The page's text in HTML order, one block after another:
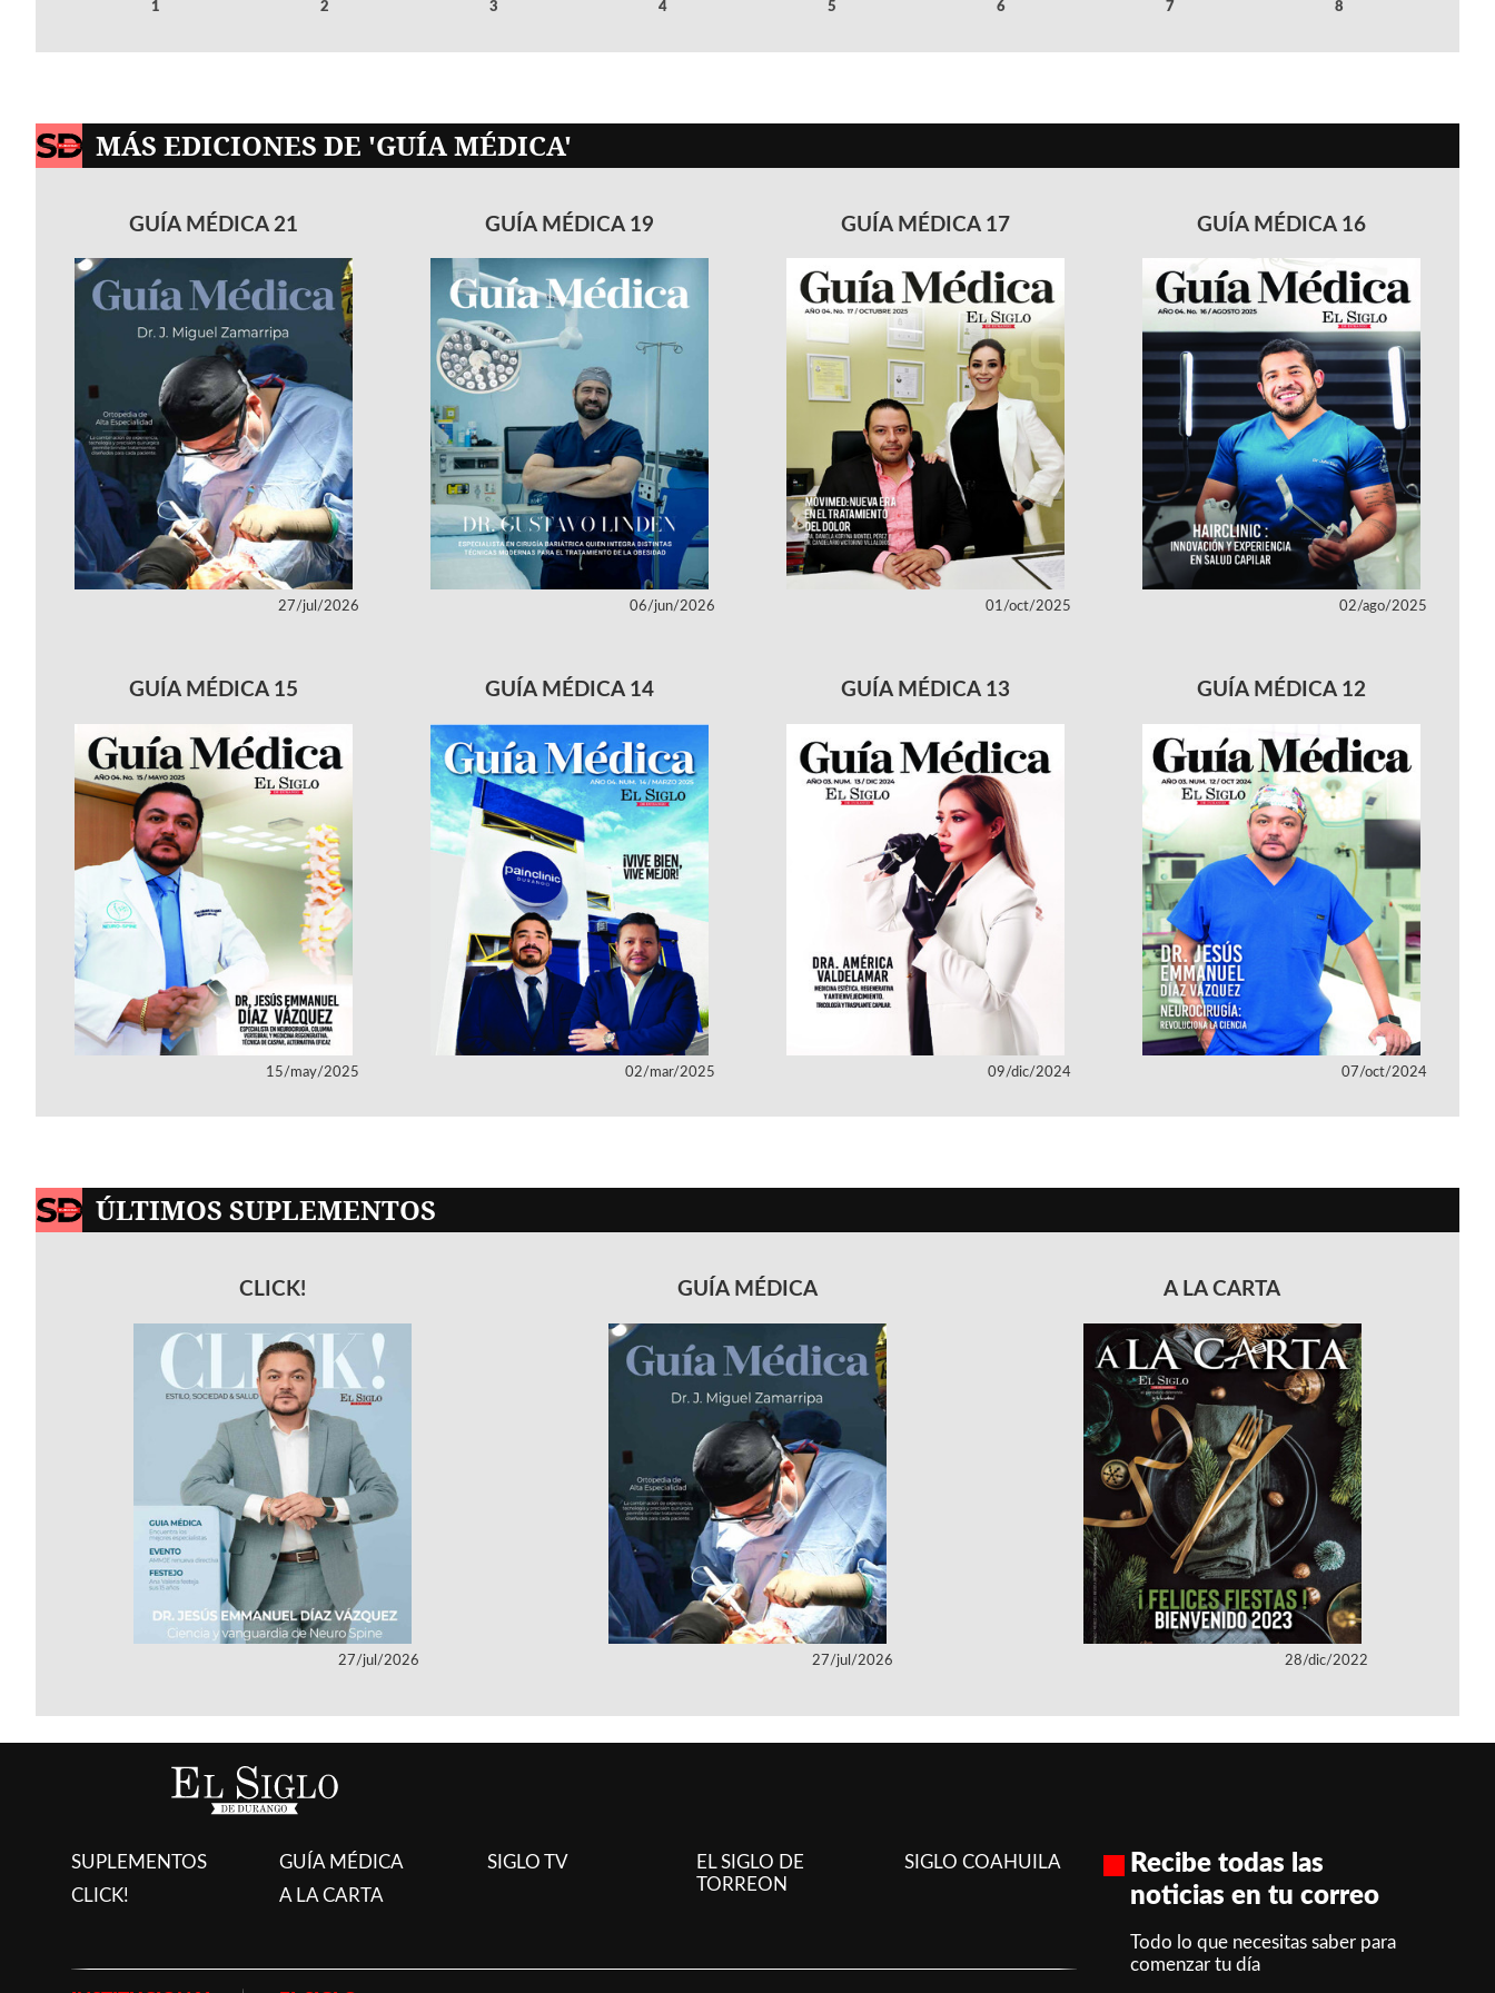
1 2 3 4 5 6 7 8
MÁS EDICIONES DE 'GUÍA MÉDICA'
GUÍA MÉDICA 21
27/jul/2026
GUÍA MÉDICA 19
06/jun/2026
GUÍA MÉDICA 17
01/oct/2025
GUÍA MÉDICA 16
02/ago/2025
GUÍA MÉDICA 15
15/may/2025
GUÍA MÉDICA 14
02/mar/2025
GUÍA MÉDICA 13
09/dic/2024
GUÍA MÉDICA 12
07/oct/2024
ÚLTIMOS SUPLEMENTOS
CLICK!
27/jul/2026
GUÍA MÉDICA
27/jul/2026
A LA CARTA
28/dic/2022
SUPLEMENTOS
CLICK!
GUÍA MÉDICA
A LA CARTA
SIGLO TV
EL SIGLO DE
TORREON
SIGLO COAHUILA
Recibe todas las
noticias en tu correo
Todo lo que necesitas saber para
comenzar tu día